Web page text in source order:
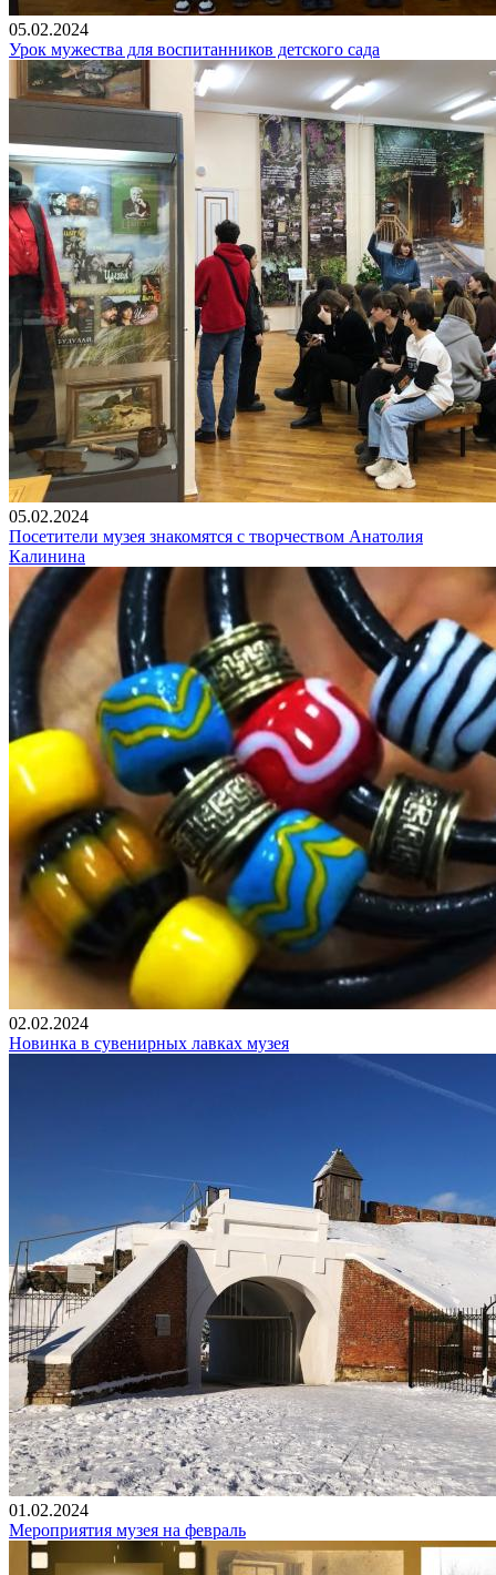
05.02.2024
Урок мужества для воспитанников детского сада
05.02.2024
Посетители музея знакомятся с творчеством Анатолия
Калинина
02.02.2024
Новинка в сувенирных лавках музея
01.02.2024
Мероприятия музея на февраль